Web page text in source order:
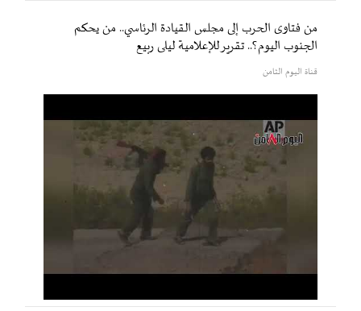
من فتاوى الحرب إلى مجلس القيادة الرئاسي.. من يحكم
الجنوب اليوم؟.. تقرير للإعلامية ليلى ربيع
قناة اليوم الثامن